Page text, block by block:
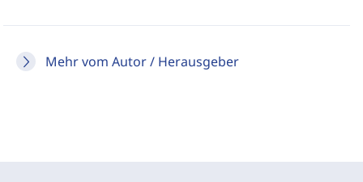
Mehr vom Autor / Herausgeber